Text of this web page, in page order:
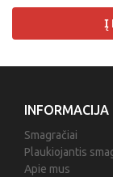
Į
INFORMACIJA
Smagračiai
Plaukiojantis
Apie mus